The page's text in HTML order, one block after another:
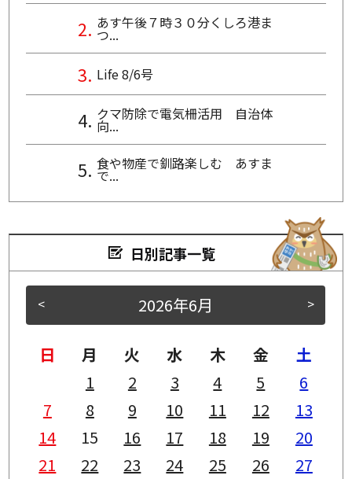
あす午後７時３０分くしろ港ま
つ...
Life 8/6号
クマ防除で電気柵活用 自治体
向...
食や物産で釧路楽しむ あすま
で...
日別記事一覧
< >
2026年6月
日 月 火 水 木 金
土
1
2 3 4 5
6
7
8 9 10 11 12
13
14
15 16 17 18 19
20
21
22 23 24 25 26
27